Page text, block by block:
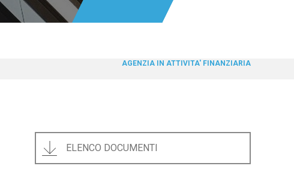
AGENZIA IN ATTIVITA' FINANZIARIA
ELENCO DOCUMENTI